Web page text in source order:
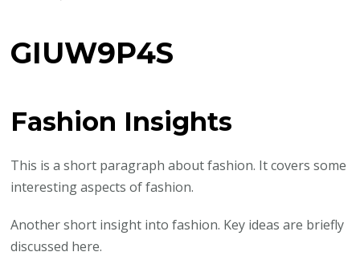
GIUW9P4S
Fashion Insights
This is a short paragraph about fashion. It covers some
interesting aspects of fashion.
Another short insight into fashion. Key ideas are briefly
discussed here.